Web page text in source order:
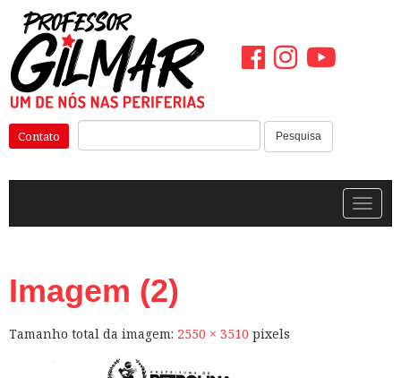
Pular
para
o
conteúdo
Pesquisa
Contato
Imagem (2)
Tamanho total da imagem: 2550 × 3510 pixels